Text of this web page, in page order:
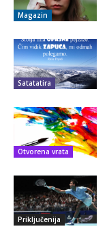
Magazin
Satatatira
Otvorena vrata
Priključenija